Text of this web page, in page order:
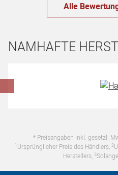
Alle
NAMHAFTE
* Preisangaben inkl. gesetzl.
1 Ursprünglicher Preis des Händlers, 2
Herstellers, 3